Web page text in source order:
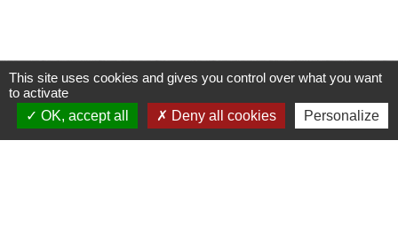
Contacts
Commune de Luitré-Dompierre
This site uses cookies and gives you control over what you want
to activate
OK, accept all
Deny all cookies Personalize